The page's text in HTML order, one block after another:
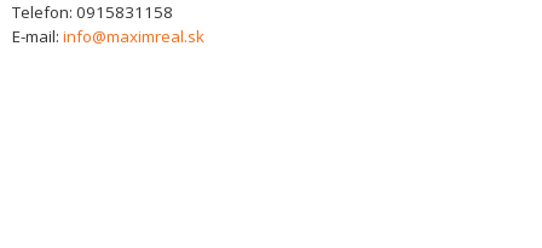
Telefon: 0915831158
E-mail: info@maximreal.sk